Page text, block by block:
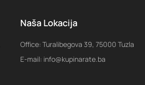
Naša Lokacija
Office: Turalibegova 39, 75000 Tuzla
E-mail: info@kupinarate.ba